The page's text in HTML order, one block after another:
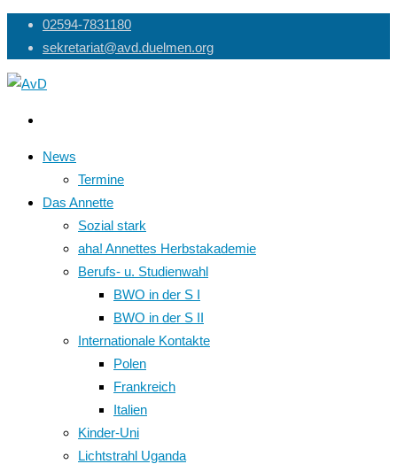
Skip
content
02594-7831180
sekretariat@avd.duelmen.org
News
Termine
Das Annette
Sozial stark
aha! Annettes Herbstakademie
Berufs- u. Studienwahl
BWO in der S I
BWO in der S II
Internationale Kontakte
Polen
Frankreich
Italien
Kinder-Uni
Lichtstrahl Uganda